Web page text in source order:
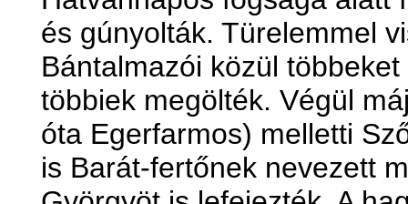
és gúnyolták. Türelemmel
Bántalmazói közül
többiek megölték. Végül
óta Egerfarmos) melletti
is Barát-fertőnek nevezett